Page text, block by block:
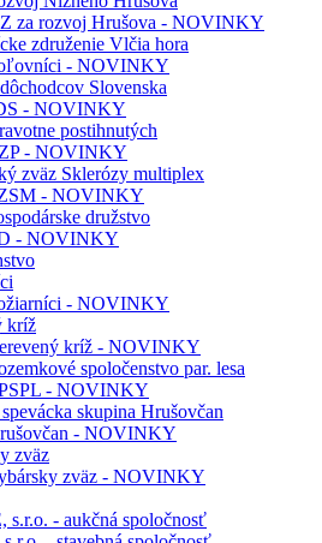
za rozvoj Hrušova - NOVINKY
združenie Vlčia hora
- NOVINKY
Slovenska
- NOVINKY
postihnutých
- NOVINKY
zväz Sklerózy multiplex
- NOVINKY
družstvo
- NOVINKY
- NOVINKY
kríž
kríž - NOVINKY
spoločenstvo par. lesa
- NOVINKY
skupina Hrušovčan
- NOVINKY
zväz
zväz - NOVINKY
s.r.o. - aukčná spoločnosť